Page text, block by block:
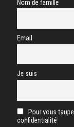
Nom de famille
Email
Je suis
Pour vous
confidentialité